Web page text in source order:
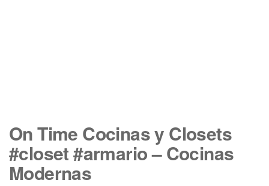
On Time Cocinas y Closets
#closet #armario – Cocinas
Modernas